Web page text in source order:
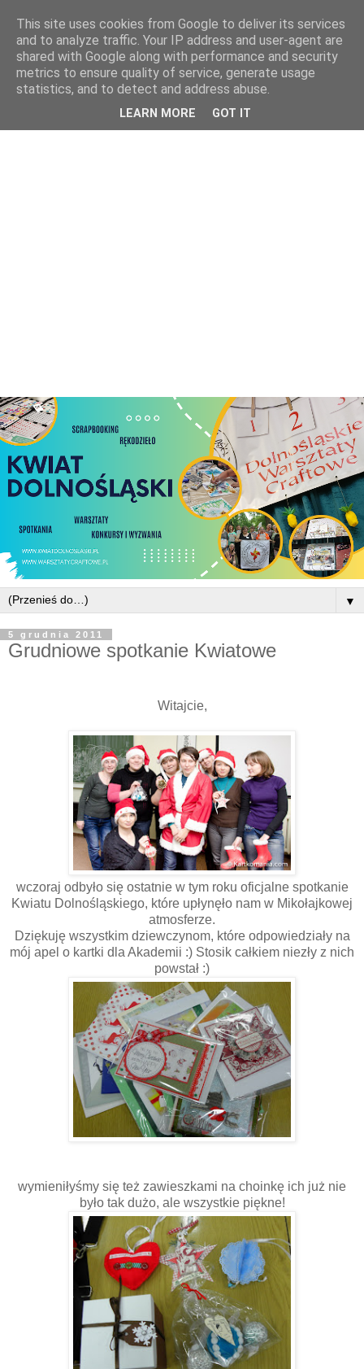
▼
5 grudnia 2011
Grudniowe spotkanie Kwiatowe
Witajcie,
wczoraj odbyło się ostatnie w tym roku oficjalne spotkanie
Kwiatu Dolnośląskiego, które upłynęło nam w Mikołajkowej
atmosferze.
Dziękuję wszystkim dziewczynom, które odpowiedziały na
mój apel o kartki dla Akademii :) Stosik całkiem niezły z nich
powstał :)
wymieniłyśmy się też zawieszkami na choinkę ich już nie
było tak dużo, ale wszystkie piękne!
This site uses cookies from Google to deliver its services
and to analyze traffic. Your IP address and user-agent are
shared with Google along with performance and security
metrics to ensure quality of service, generate usage
statistics, and to detect and address abuse.
LEARN MORE GOT IT